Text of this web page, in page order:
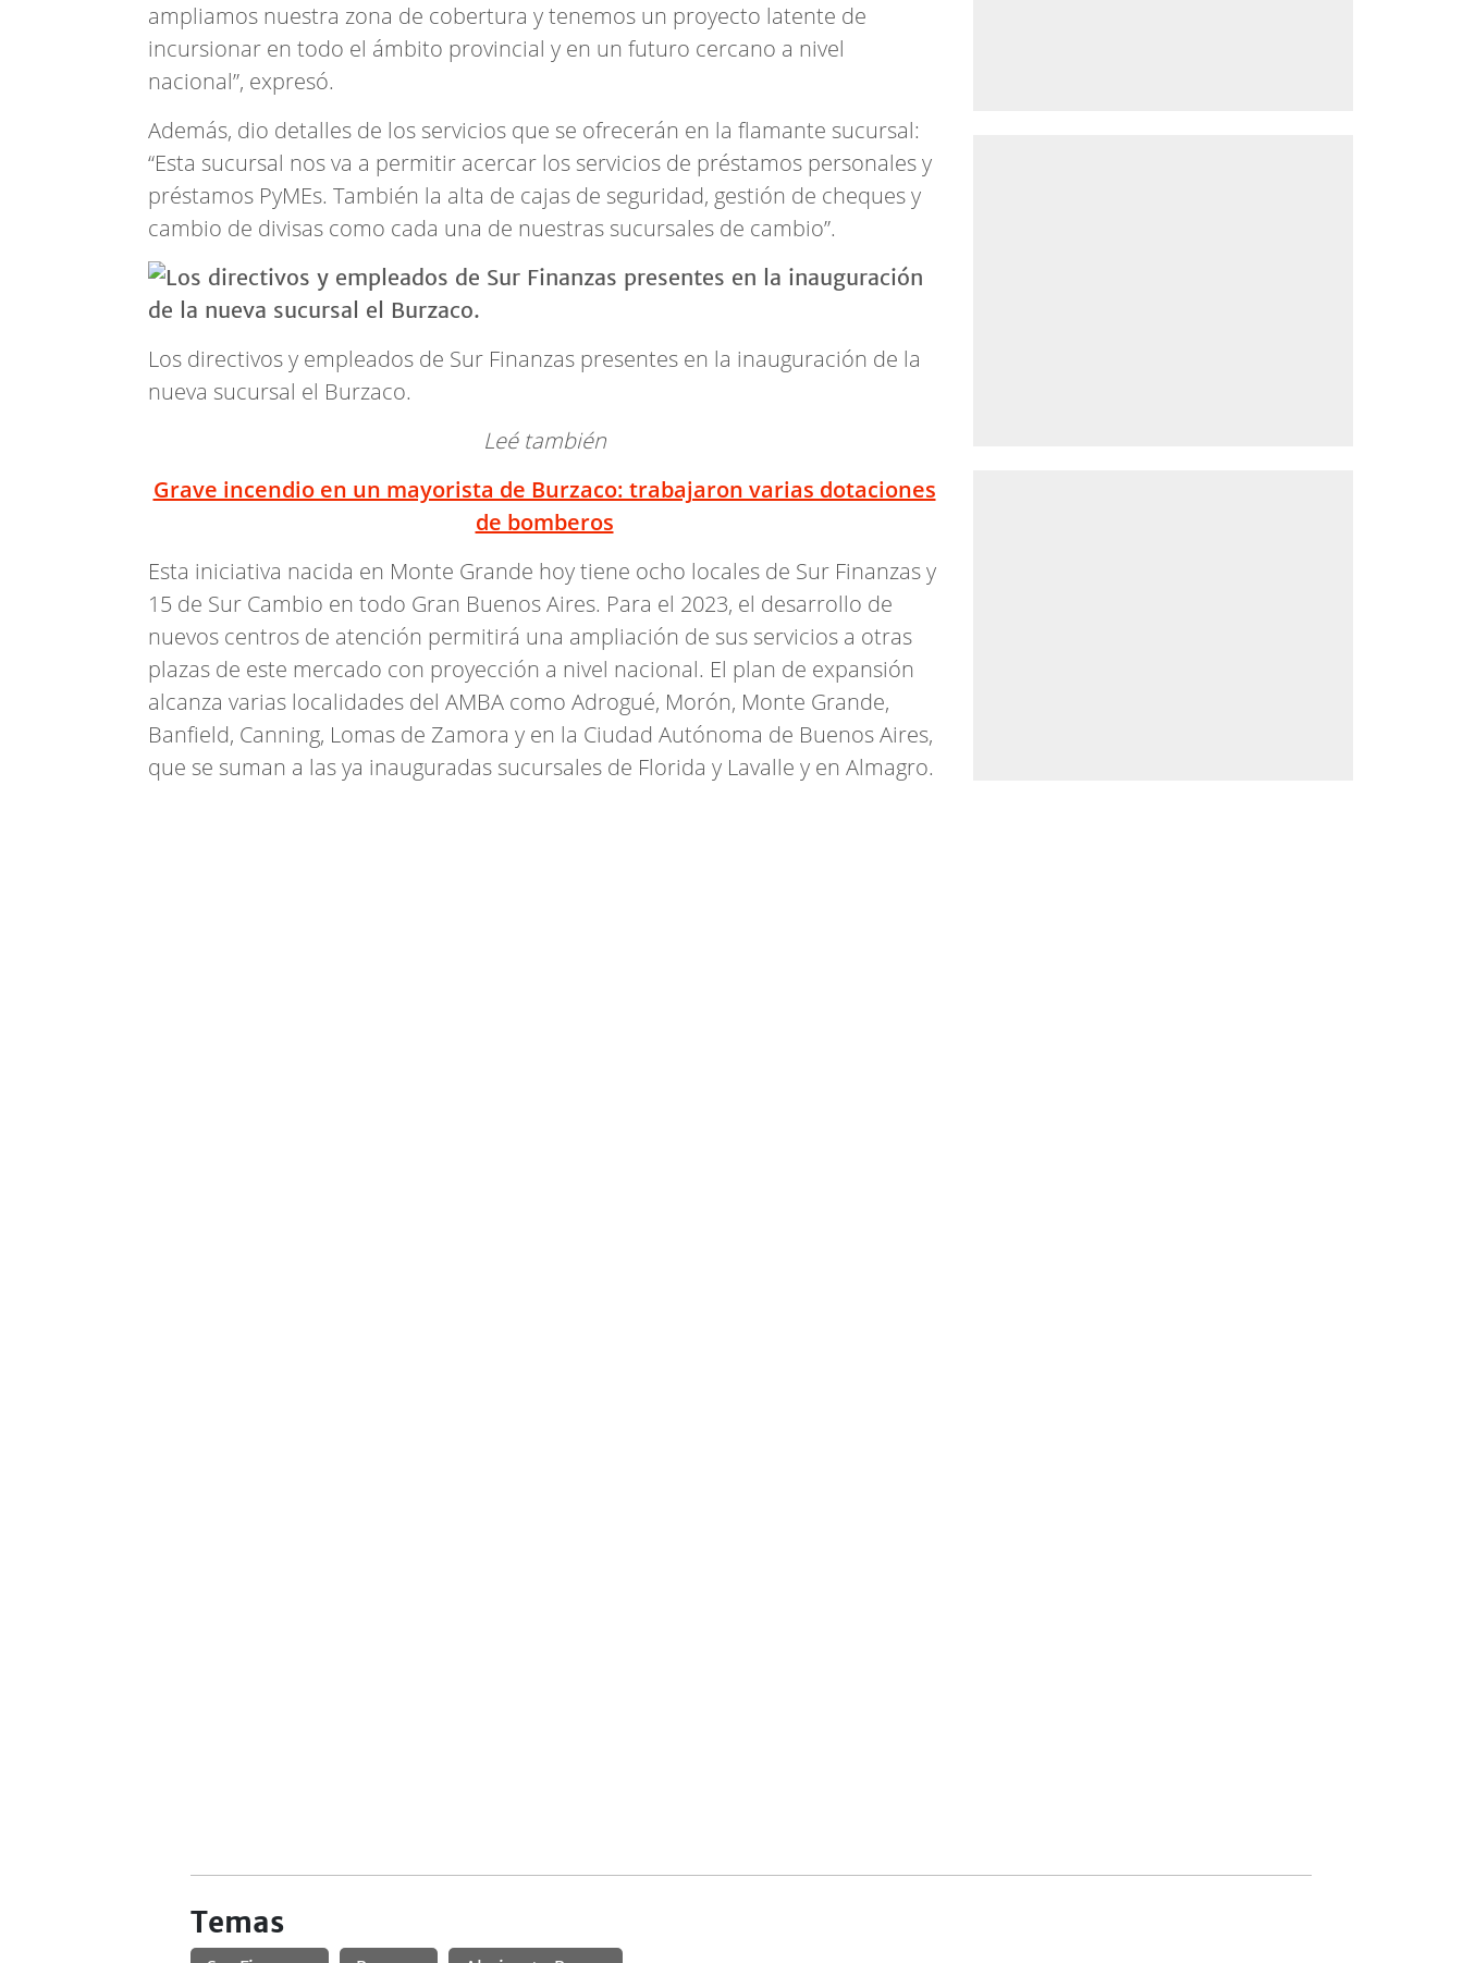
ampliamos nuestra zona de cobertura y tenemos un proyecto latente de
incursionar en todo el ámbito provincial y en un futuro cercano a nivel
nacional”, expresó.
Además, dio detalles de los servicios que se ofrecerán en la flamante sucursal:
“Esta sucursal nos va a permitir acercar los servicios de préstamos personales y
préstamos PyMEs. También la alta de cajas de seguridad, gestión de cheques y
cambio de divisas como cada una de nuestras sucursales de cambio”.
Los directivos y empleados de Sur Finanzas presentes en la inauguración de la
nueva sucursal el Burzaco.
Leé también
Grave incendio en un mayorista de Burzaco: trabajaron varias dotaciones
de bomberos
Esta iniciativa nacida en Monte Grande hoy tiene ocho locales de Sur Finanzas y
15 de Sur Cambio en todo Gran Buenos Aires. Para el 2023, el desarrollo de
nuevos centros de atención permitirá una ampliación de sus servicios a otras
plazas de este mercado con proyección a nivel nacional. El plan de expansión
alcanza varias localidades del AMBA como Adrogué, Morón, Monte Grande,
Banfield, Canning, Lomas de Zamora y en la Ciudad Autónoma de Buenos Aires,
que se suman a las ya inauguradas sucursales de Florida y Lavalle y en Almagro.
Temas